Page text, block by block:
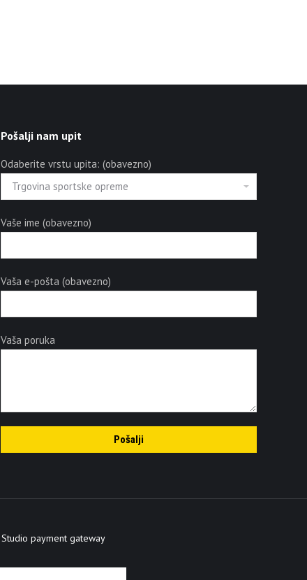
Pošalji nam upit
Odaberite vrstu upita: (obavezno)
Vaše ime (obavezno)
Vaša e-pošta (obavezno)
Vaša poruka